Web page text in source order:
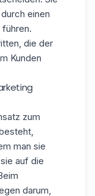
einen
die der
Kunden
zum
man sie
auf die
darum,